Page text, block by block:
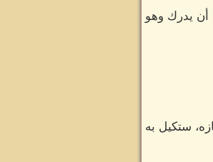
أن يدرك وهو
ستكيل به